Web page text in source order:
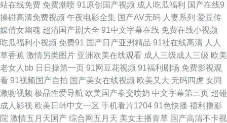
色大成成人网站 91传媒视频 97久久地址 在线视频播放免费网站 97超碰资源
国产喷白浆精品一区 欧美成人免费网站 无人高清在线观看全集 91熟妇偷情
脏话对白 国产第18页 欧美久久免费 精品九九九 91z在线视频 91尤物福利视
频 国产亚洲欧美精品永久 野花在线观看播放免费 欧美成人精品精品 亚洲偷
少妇 91桃色www 福利AVAV 久久久久精 日本A黄 91吃瓜抖阴 91资源在线视
站在线免费 免费潮喷 91原创国产视频 成人吃瓜福利 国产在线9
操碰高清免费视频 午夜电影全集 国产AV无码 人妻系列 爱豆传
媒倩女幽魂 超清国产剧大全 91中文字幕在线 免费在线小视频
吃瓜福利小视频 免费91 国产日产亚洲精品 91社在线高清 人人
草香蕉 激情另类图片 亚洲欧美在线观看 成人三级成人三级 欧美
老女人bb 日日操第一页 91网豆花视频 91福利剧场 免费影视观
看 91视频国产自拍 国产美女在线视频 欧美又大 无码四虎 女同
激吻视频 极品性爱导航 欧美国产拳交喷奶 中文字幕第三页 超碰
成人影视 欧美日韩中文一区 手机看片1204 91色快播 福利撸影
院 激情五月天国产 综合网五月天 美女主播青草 国产高清不卡视